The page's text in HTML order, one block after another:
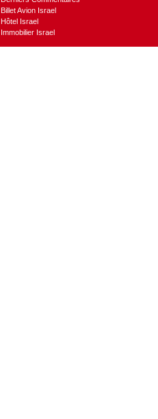
Billet Avion Israel
Hôtel Israel
Immobilier Israel